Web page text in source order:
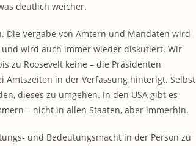
deutlich weicher.
Die Vergabe von Ämtern und Mandaten wird
und wird auch immer wieder diskutiert. Wir
zu Roosevelt keine – die Präsidenten
Amtszeiten in der Verfassung hinterlgt. Selbst
dieses zu umgehen. In den USA gibt es
– nicht in allen Staaten, aber immerhin.
und Bedeutungsmacht in der Person zu